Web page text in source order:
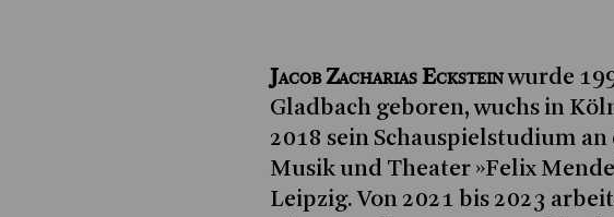
Jacob Zacharias Ecksteinwurde
Gladbach geboren, wuchs in
2018 sein Schauspielstudium
Musik und Theater »Felix
Leipzig. Von 2021 bis 2023